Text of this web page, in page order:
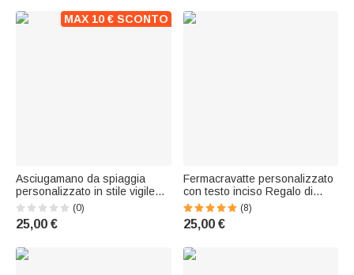
MAX 10 € SCONTO
Asciugamano da spiaggia
personalizzato in stile vigile
del fuoco poliziotto ad
asciugatura rapida con nome
Regalo estivo di festa in
(0)
25,00 €
Fermacravatte personalizzato
con testo inciso Regalo di
compleanno per la festa del
papà per i vigili del fuoco
(8)
25,00 €